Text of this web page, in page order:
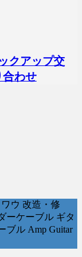
クアップ交
合わせ
ウ 改造・修
ーケーブル ギタ
ブル Amp Guitar